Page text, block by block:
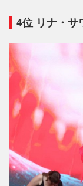
4位 リナ・サ